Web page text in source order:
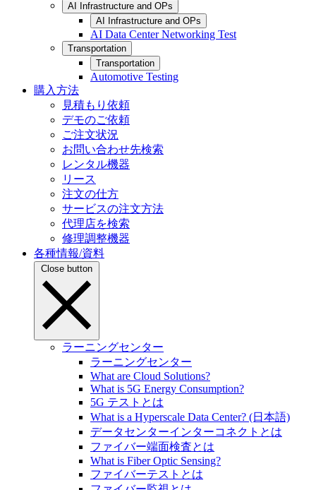
AI Infrastructure and OPs
AI Infrastructure and OPs
AI Data Center Networking Test
Transportation
Transportation
Automotive Testing
購入方法
見積もり依頼
デモのご依頼
ご注文状況
お問い合わせ先検索
レンタル機器
リース
注文の仕方
サービスの注文方法
代理店を検索
修理調整機器
各種情報/資料
Close button
ラーニングセンター
ラーニングセンター
What are Cloud Solutions?
What is 5G Energy Consumption?
5G テストとは
What is a Hyperscale Data Center? (日本語)
データセンターインターコネクトとは
ファイバー端面検査とは
What is Fiber Optic Sensing?
ファイバーテストとは